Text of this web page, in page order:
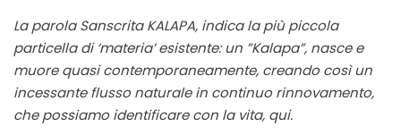
La parola Sanscrita KALAPA, indica la più piccola
particella di ‘materia’ esistente: un ”Kalapa”, nasce e
muore quasi contemporaneamente, creando così un
incessante flusso naturale in continuo rinnovamento,
che possiamo identificare con la vita, qui.